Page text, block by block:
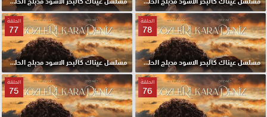
الحلقة
78
مسلسل عيناك كالبحر الاسود مدبلج الحلقة 78 HD
الحلقة
77
مسلسل عيناك كالبحر الاسود مدبلج الحلقة 77 HD
الحلقة
76
الحلقة
75